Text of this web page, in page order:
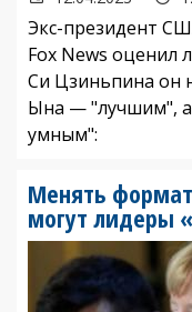
Экс-президент
Fox News оценил
Си Цзиньпина он
Ына — "лучшим",
умным":
Менять
могут лидеры